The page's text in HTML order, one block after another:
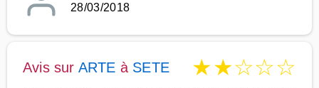
28/03/2018
Avis sur ARTE à SETE ★★☆☆☆